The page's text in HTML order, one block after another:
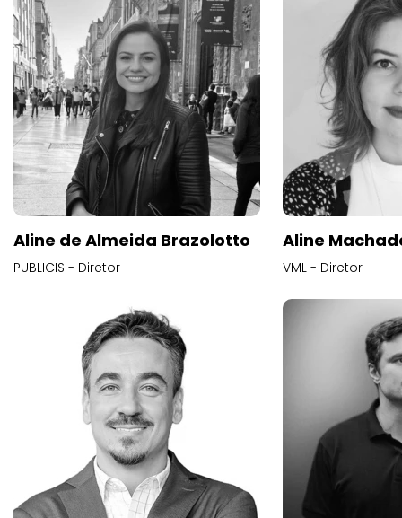
Aline de Almeida Brazolotto
PUBLICIS - Diretor
Aline
VML - Diretor